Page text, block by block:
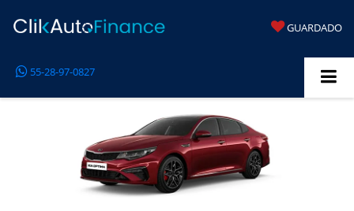
GUARDADO
55-28-97-0827